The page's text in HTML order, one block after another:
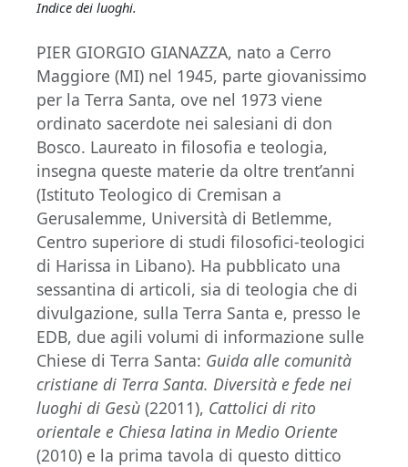
Indice dei luoghi.
PIER GIORGIO GIANAZZA, nato a Cerro
Maggiore (MI) nel 1945, parte giovanissimo
per la Terra Santa, ove nel 1973 viene
ordinato sacerdote nei salesiani di don
Bosco. Laureato in filosofia e teologia,
insegna queste materie da oltre trent’anni
(Istituto Teologico di Cremisan a
Gerusalemme, Università di Betlemme,
Centro superiore di studi filosofici-teologici
di Harissa in Libano). Ha pubblicato una
sessantina di articoli, sia di teologia che di
divulgazione, sulla Terra Santa e, presso le
EDB, due agili volumi di informazione sulle
Chiese di Terra Santa: Guida alle comunità
cristiane di Terra Santa. Diversità e fede nei
luoghi di Gesù (22011), Cattolici di rito
orientale e Chiesa latina in Medio Oriente
(2010) e la prima tavola di questo dittico